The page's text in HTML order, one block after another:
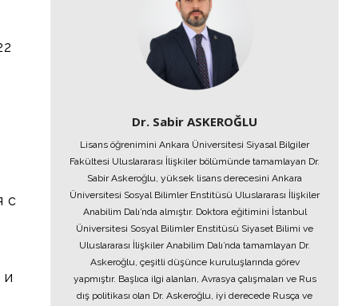
с
и
Dr. Sabir ASKEROĞLU
Lisans öğrenimini Ankara Üniversitesi Siyasal Bilgiler
Fakültesi Uluslararası İlişkiler bölümünde tamamlayan Dr.
Sabir Askeroğlu, yüksek lisans derecesini Ankara
Üniversitesi Sosyal Bilimler Enstitüsü Uluslararası İlişkiler
Anabilim Dalı’nda almıştır. Doktora eğitimini İstanbul
Üniversitesi Sosyal Bilimler Enstitüsü Siyaset Bilimi ve
Uluslararası İlişkiler Anabilim Dalı’nda tamamlayan Dr.
Askeroğlu, çeşitli düşünce kuruluşlarında görev
yapmıştır. Başlıca ilgi alanları, Avrasya çalışmaları ve Rus
dış politikası olan Dr. Askeroğlu, iyi derecede Rusça ve